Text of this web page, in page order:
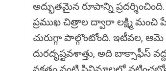
అద్భుతమైన రూపాన్ని
ప్రముఖ చిత్రాల ద్వారా లక్ష్మి
చురుగ్గా పాల్గొంటోంది.
దురదృష్టవశాత్తు, అది బాక్సాఫీస్